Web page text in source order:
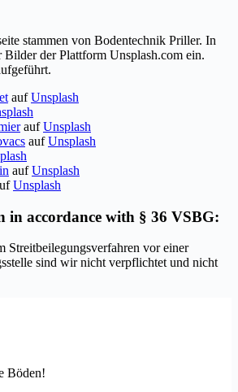
stammen von Bodentechnik Priller. In
Bilder der Plattform Unsplash.com ein.
aufUnsplash
aufUnsplash
aufUnsplash
aufUnsplash
Unsplash
in accordance with § 36 VSBG:
Streitbeilegungsverfahren vor einer
sind wir nicht verpflichtet und nicht
Böden!